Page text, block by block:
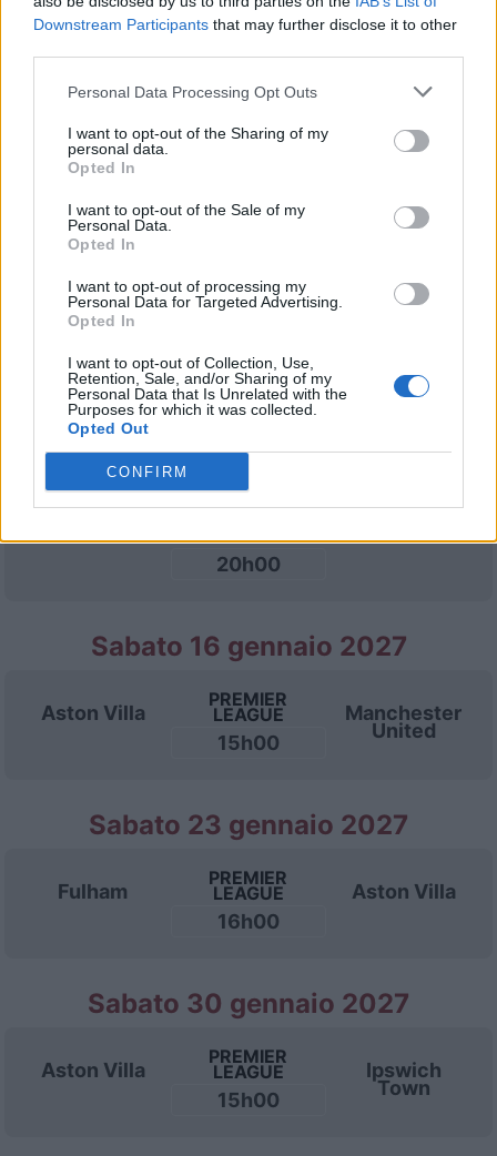
Downstream Participants that may further disclose it to other
Personal Data Processing Opt Outs
I want to opt-out of the Sharing of my
personal data.
Opted In
I want to opt-out of the Sale of my
Personal Data.
Opted In
I want to opt-out of processing my
Personal Data for Targeted Advertising.
Opted In
I want to opt-out of Collection, Use,
Retention, Sale, and/or Sharing of my
Personal Data that Is Unrelated with the
Purposes for which it was collected.
Opted Out
CONFIRM
16h00
United
Mercoledì 30 dicembre
Aston Villa
21h00
Sabato 02 gennaio 2027
Bournemouth LEAGUE
15h00
Mercoledì 06 gennaio 2027
LEAGUE
20h00
Sabato 16 gennaio 2027
Aston Villa
PREMIER
LEAGUE
15h00
Manchester
United
Sabato 23 gennaio 2027
Fulham
PREMIER
LEAGUE
16h00
Aston Villa
Sabato 30 gennaio 2027
Aston Villa
PREMIER
LEAGUE
15h00
Ipswich
Town